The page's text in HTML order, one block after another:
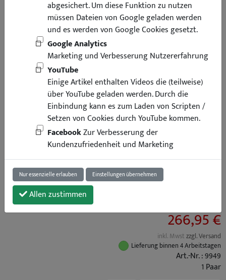
266,95 €
inkl. Mwstzzgl. Versand
Lieferung binnen 4 Arbeitstagen
Art.-Nr. : 9949
1 Paar
abgesichert. Um diese Funktion zu nutzen
müssen Dateien von Google geladen werden
und es werden von Google Cookies gesetzt.
Google Analytics
Marketing und Verbesserung Nutzererfahrung
YouTube
Einige Artikel enthalten Videos die (teilweise)
über YouTube geladen werden. Durch die
Einbindung kann es zum Laden von Scripten /
Setzen von Cookies durch YouTube kommen.
FacebookZur Verbesserung der
Kundenzufriedenheit und Marketing
Nur essenzielle erlauben Einstellungen übernehmen
Allen zustimmen